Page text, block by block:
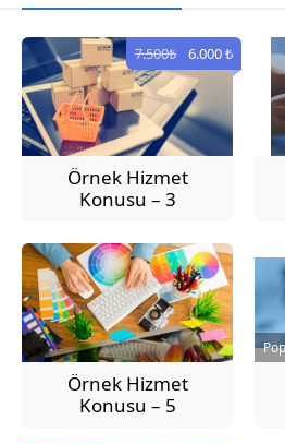
7.500₺ 6.000 ₺
Örnek Hizmet
Konusu – 3
Örnek Hizmet
Konusu – 5